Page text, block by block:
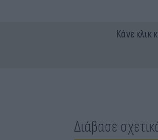
Κάνε κλικ
Διάβασε